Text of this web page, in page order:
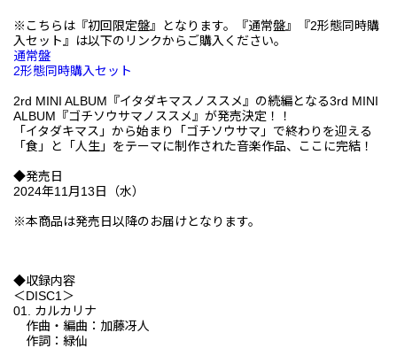
※こちらは『初回限定盤』となります。『通常盤』『2形態同時購
入セット』は以下のリンクからご購入ください。
通常盤
2形態同時購入セット
2rd MINI ALBUM『イタダキマスノススメ』の続編となる3rd MINI
ALBUM『ゴチソウサマノススメ』が発売決定！！
「イタダキマス」から始まり「ゴチソウサマ」で終わりを迎える
「食」と「人生」をテーマに制作された音楽作品、ここに完結！
◆発売日
2024年11月13日（水）
※本商品は発売日以降のお届けとなります。
◆収録内容
＜DISC1＞
01. カルカリナ
作曲・編曲：加藤冴人
作詞：緑仙